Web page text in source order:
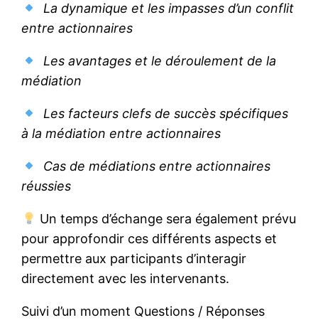
La dynamique et les impasses d’un conflit
entre actionnaires
Les avantages et le déroulement de la
médiation
Les facteurs clefs de succès spécifiques
à la médiation entre actionnaires
Cas de médiations entre actionnaires
réussies
Un temps d’échange sera également prévu
pour approfondir ces différents aspects et
permettre aux participants d’interagir
directement avec les intervenants.
Suivi d’un moment Questions / Réponses